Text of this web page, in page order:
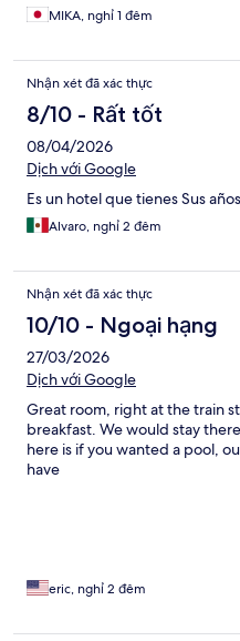
MIKA, nghỉ 1 đêm
Nhận xét đã xác thực
8/10 - Rất tốt
08/04/2026
Dịch với Google
Es un hotel que tienes Sus
Alvaro, nghỉ 2 đêm
Nhận xét đã xác thực
10/10 - Ngoại hạng
27/03/2026
Dịch với Google
Great room, right at the train
breakfast. We would stay
here is if you wanted a pool,
have
eric, nghỉ 2 đêm